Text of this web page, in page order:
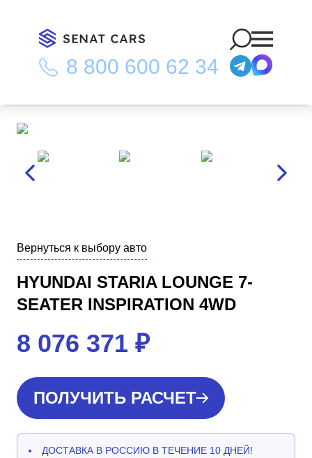
8 800 600 62 34
Главная Каталог/Hyundai Staria Lounge 7-Seater Inspiration
4WD
Вернуться к выбору авто
HYUNDAI STARIA LOUNGE 7-
SEATER INSPIRATION 4WD
8 076 371 ₽
ПОЛУЧИТЬ РАСЧЕТ
ДОСТАВКА В РОССИЮ В ТЕЧЕНИЕ 10 ДНЕЙ!